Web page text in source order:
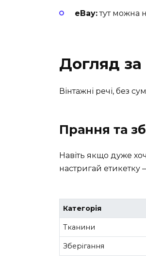
eBay:тут можна
Догляд
Вінтажні речі, без
Прання та
Навіть якщо дуже
настригай етикетку
Категорія
Тканини
Зберігання